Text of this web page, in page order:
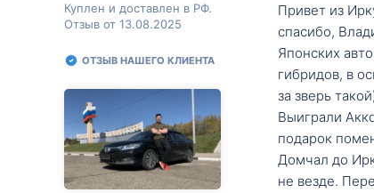
Куплен и доставлен в РФ.
Отзыв от 13.08.2025
ОТЗЫВ НАШЕГО КЛИЕНТА
Привет из
спасибо,
Японских
гибридов, в
за зверь
Выиграли
подарок
Домчал до
не везде.